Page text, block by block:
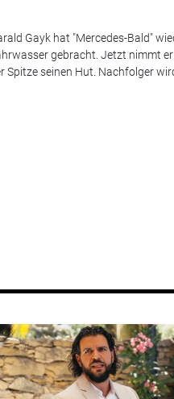
Gayk hat "Mercedes-Bald"
gebracht. Jetzt nimmt
Spitze seinen Hut. Nachfolger